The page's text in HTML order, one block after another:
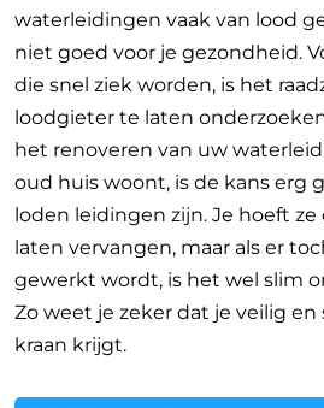
waterleidingen vaak van lood
niet goed voor je gezondheid.
die snel ziek worden, is het
loodgieter te laten
het renoveren van uw
oud huis woont, is de kans erg
loden leidingen zijn. Je hoeft
laten vervangen, maar als er
gewerkt wordt, is het wel slim
Zo weet je zeker dat je veilig
kraan krijgt.